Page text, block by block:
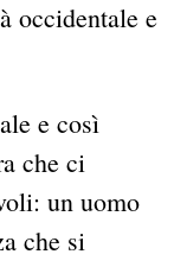
occidentale e
e così
che ci
un uomo
che si